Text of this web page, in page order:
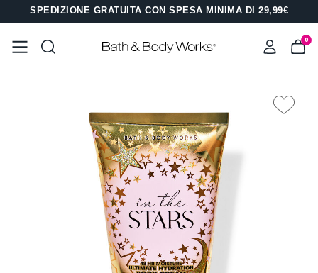
SPEDIZIONE GRATUITA CON SPESA MINIMA DI 29,99€
0